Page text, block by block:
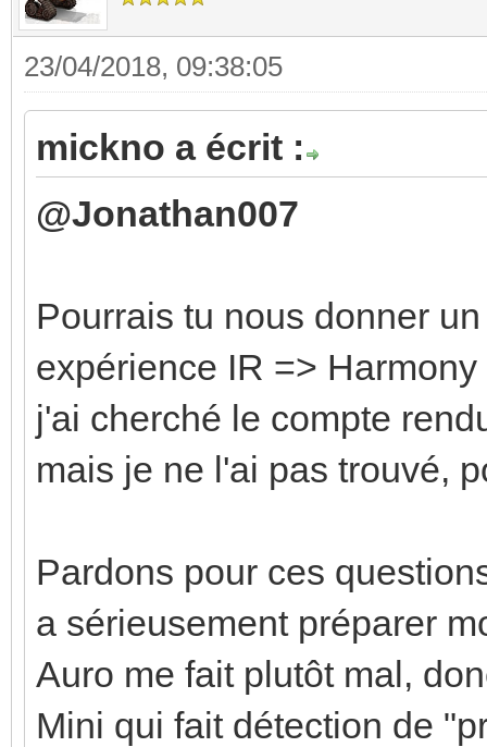
23/04/2018, 09:38:05
mickno a écrit :
@Jonathan007
Pourrais tu nous donner
expérience IR =>
j'ai cherché le compte
mais je ne l'ai pas trouvé,
Pardons pour ces
a sérieusement préparer
Auro me fait plutôt mal,
Mini qui fait détection de